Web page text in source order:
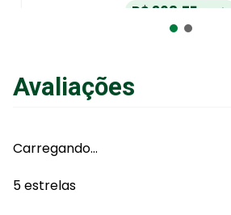
R$308,75no Pix
325,00em até
Adicionar ao Carrinho
Avaliações
Carregando…
5 estrelas